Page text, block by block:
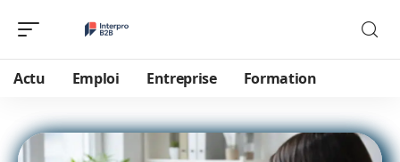
Actu Emploi Entreprise Formation